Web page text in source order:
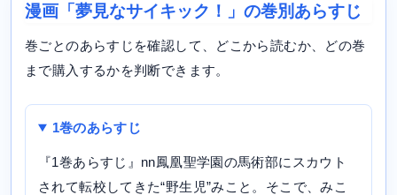
漫画「夢見なサイキック！」の巻別あらすじ
巻ごとのあらすじを確認して、どこから読むか、どの巻
まで購入するかを判断できます。
1巻のあらすじ
『1巻あらすじ』nn鳳凰聖学園の馬術部にスカウト
されて転校してきた“野生児”みこと。そこで、みこ